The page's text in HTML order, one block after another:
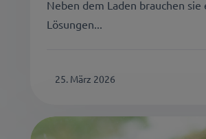
Neben dem Laden brauchen sie
Lösungen...
25. März 2026